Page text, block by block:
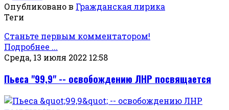
Опубликовано в Гражданская лирика
Теги
Станьте первым комментатором!
Подробнее ...
Среда, 13 июля 2022 12:58
Пьеса "99,9" -- освобождению ЛНР посвящается